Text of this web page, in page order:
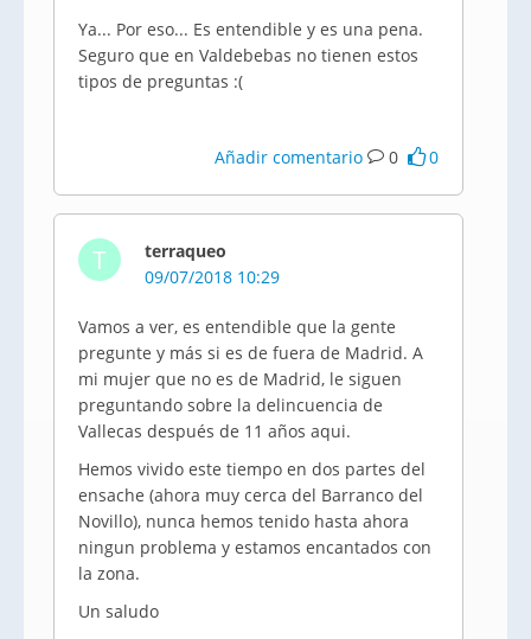
Ya... Por eso... Es entendible y es una pena.
Seguro que en Valdebebas no tienen estos
tipos de preguntas :(
Añadir comentario 0 0
T
terraqueo
09/07/2018 10:29
Vamos a ver, es entendible que la gente
pregunte y más si es de fuera de Madrid. A
mi mujer que no es de Madrid, le siguen
preguntando sobre la delincuencia de
Vallecas después de 11 años aqui.
Hemos vivido este tiempo en dos partes del
ensache (ahora muy cerca del Barranco del
Novillo), nunca hemos tenido hasta ahora
ningun problema y estamos encantados con
la zona.
Un saludo